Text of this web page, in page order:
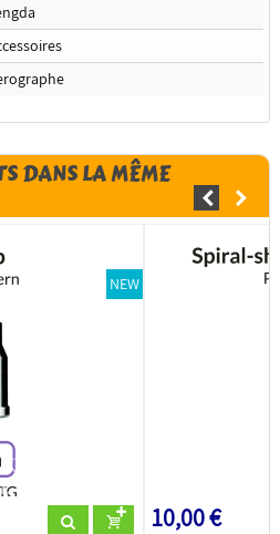
DANS LA MÊME
NEW
10,00 €